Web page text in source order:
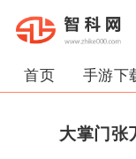
首页 手游下
大掌门张